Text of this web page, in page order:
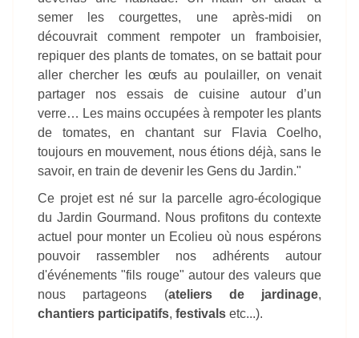
semer les courgettes, une après-midi on
découvrait comment rempoter un framboisier,
repiquer des plants de tomates, on se battait pour
aller chercher les œufs au poulailler, on venait
partager nos essais de cuisine autour d’un
verre… Les mains occupées à rempoter les plants
de tomates, en chantant sur Flavia Coelho,
toujours en mouvement, nous étions déjà, sans le
savoir, en train de devenir les Gens du Jardin."
Ce projet est né sur la parcelle agro-écologique
du Jardin Gourmand. Nous profitons du contexte
actuel pour monter un Ecolieu où nous espérons
pouvoir rassembler nos adhérents autour
d'événements "fils rouge" autour des valeurs que
nous partageons (ateliers de jardinage,
chantiers participatifs, festivals etc...).